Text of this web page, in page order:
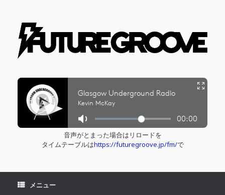
音声がとまった場合はリロードを
タイムテーブルはhttps://futuregroove.jp/fm/で
メニュー